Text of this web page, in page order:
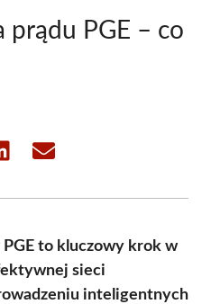
prądu PGE – co
Share
to kluczowy krok w
sieci
inteligentnych